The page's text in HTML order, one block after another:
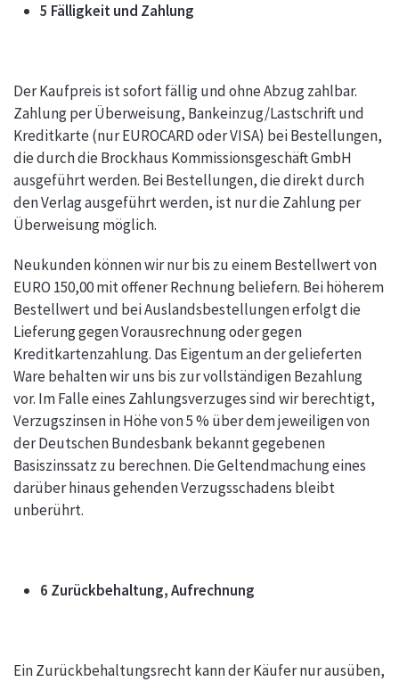
5 Fälligkeit und Zahlung
Der Kaufpreis ist sofort fällig und ohne Abzug zahlbar.
Zahlung per Überweisung, Bankeinzug/Lastschrift und
Kreditkarte (nur EUROCARD oder VISA) bei Bestellungen,
die durch die Brockhaus Kommissionsgeschäft GmbH
ausgeführt werden. Bei Bestellungen, die direkt durch
den Verlag ausgeführt werden, ist nur die Zahlung per
Überweisung möglich.
Neukunden können wir nur bis zu einem Bestellwert von
EURO 150,00 mit offener Rechnung beliefern. Bei höherem
Bestellwert und bei Auslandsbestellungen erfolgt die
Lieferung gegen Vorausrechnung oder gegen
Kreditkartenzahlung. Das Eigentum an der gelieferten
Ware behalten wir uns bis zur vollständigen Bezahlung
vor. Im Falle eines Zahlungsverzuges sind wir berechtigt,
Verzugszinsen in Höhe von 5 % über dem jeweiligen von
der Deutschen Bundesbank bekannt gegebenen
Basiszinssatz zu berechnen. Die Geltendmachung eines
darüber hinaus gehenden Verzugsschadens bleibt
unberührt.
6 Zurückbehaltung, Aufrechnung
Ein Zurückbehaltungsrecht kann der Käufer nur ausüben,